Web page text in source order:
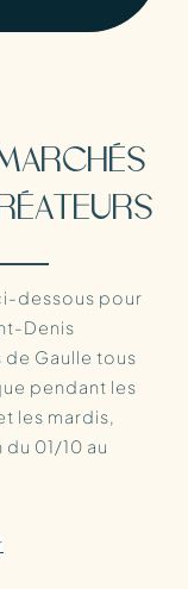
dessous pour
Denis
de Gaulle tous
pendant les
les mardis,
01/10 au